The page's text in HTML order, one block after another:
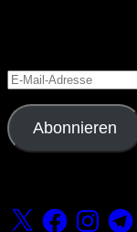
E-
Mail-
Adresse
Abonnieren
X FacebookInstagram